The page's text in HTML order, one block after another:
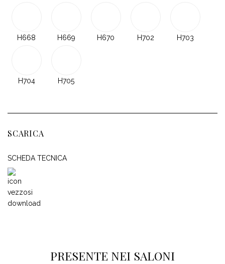
H668 H669 H670 H702 H703
H704 H705
SCARICA
SCHEDA TECNICA
PRESENTE NEI SALONI